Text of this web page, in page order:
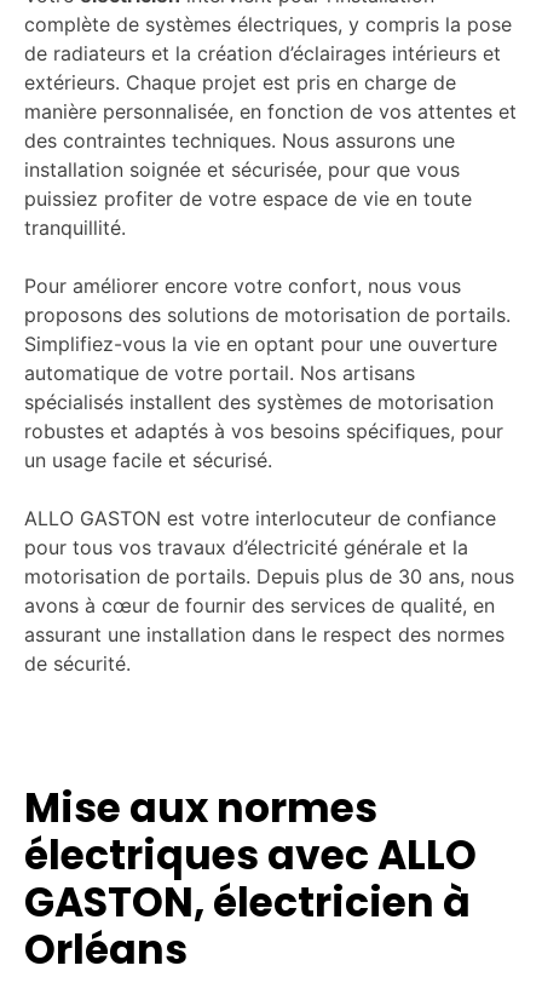
complète de systèmes électriques, y compris la pose
de radiateurs et la création d’éclairages intérieurs et
extérieurs. Chaque projet est pris en charge de
manière personnalisée, en fonction de vos attentes et
des contraintes techniques. Nous assurons une
installation soignée et sécurisée, pour que vous
puissiez profiter de votre espace de vie en toute
tranquillité.
Pour améliorer encore votre confort, nous vous
proposons des solutions de motorisation de portails.
Simplifiez-vous la vie en optant pour une ouverture
automatique de votre portail. Nos artisans
spécialisés installent des systèmes de motorisation
robustes et adaptés à vos besoins spécifiques, pour
un usage facile et sécurisé.
ALLO GASTON est votre interlocuteur de confiance
pour tous vos travaux d’électricité générale et la
motorisation de portails. Depuis plus de 30 ans, nous
avons à cœur de fournir des services de qualité, en
assurant une installation dans le respect des normes
de sécurité.
Mise aux normes
électriques avec ALLO
GASTON, électricien à
Orléans